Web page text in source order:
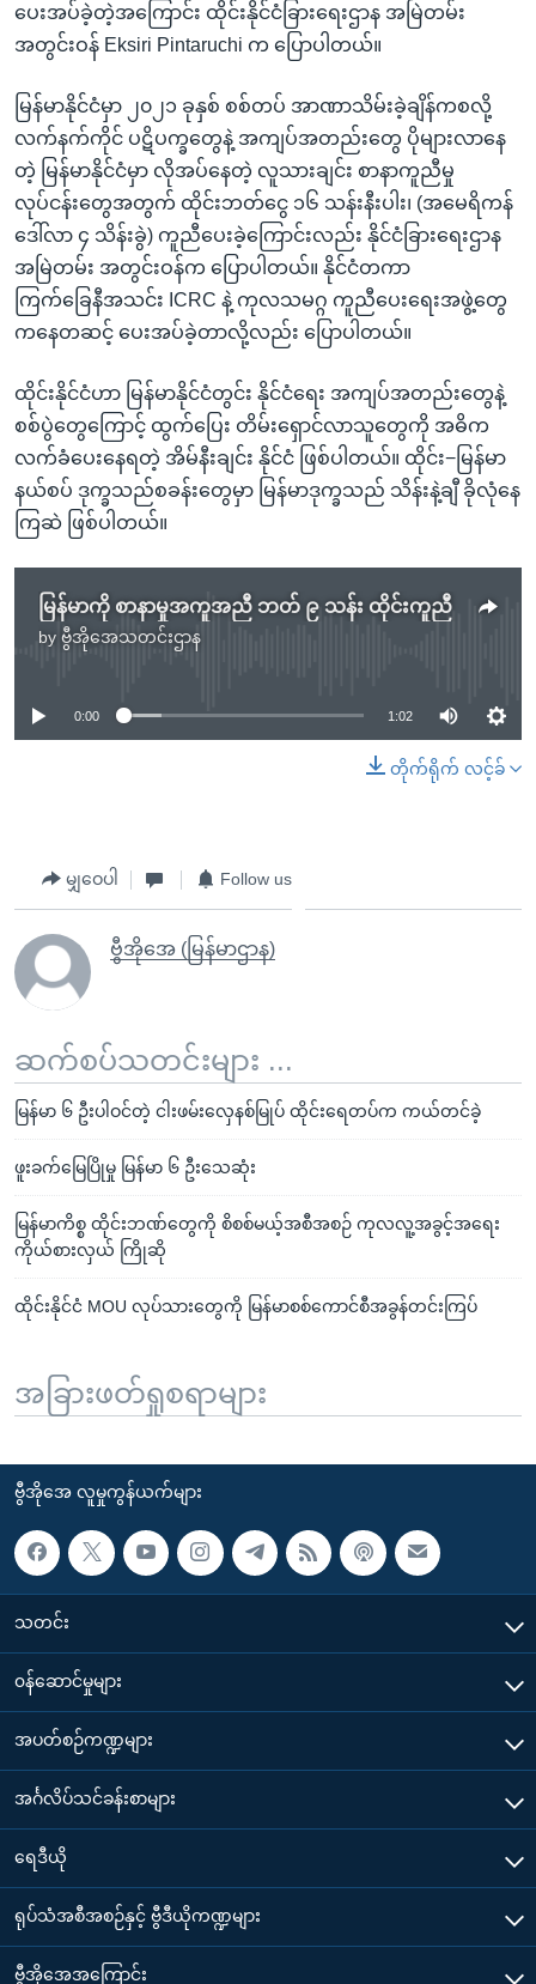
ပေးအပ်ခဲ့တဲ့အကြောင်း ထိုင်းနိုင်ငံခြားရေးဌာန အမြဲတမ်း
အတွင်းဝန် Eksiri Pintaruchi က ပြောပါတယ်။
မြန်မာနိုင်ငံမှာ ၂၀၂၁ ခုနှစ် စစ်တပ် အာဏာသိမ်းခဲ့ချိန်ကစလို့
လက်နက်ကိုင် ပဋိပက္ခတွေနဲ့ အကျပ်အတည်းတွေ ပိုများလာနေ
တဲ့ မြန်မာနိုင်ငံမှာ လိုအပ်နေတဲ့ လူသားချင်း စာနာကူညီမှု
လုပ်ငန်းတွေအတွက် ထိုင်းဘတ်ငွေ ၁၆ သန်းနီးပါး၊ (အမေရိကန်
ဒေါ်လာ ၄ သိန်းခွဲ) ကူညီပေးခဲ့ကြောင်းလည်း နိုင်ငံခြားရေးဌာန
အမြဲတမ်း အတွင်းဝန်က ပြောပါတယ်။ နိုင်ငံတကာ
ကြက်ခြေနီအသင်း ICRC နဲ့ ကုလသမဂ္ဂ ကူညီပေးရေးအဖွဲ့တွေ
ကနေတဆင့် ပေးအပ်ခဲ့တာလို့လည်း ပြောပါတယ်။
ထိုင်းနိုင်ငံဟာ မြန်မာနိုင်ငံတွင်း နိုင်ငံရေး အကျပ်အတည်းတွေနဲ့
စစ်ပွဲတွေကြောင့် ထွက်ပြေး တိမ်းရှောင်လာသူတွေကို အဓိက
လက်ခံပေးနေရတဲ့ အိမ်နီးချင်း နိုင်ငံ ဖြစ်ပါတယ်။ ထိုင်း−မြန်မာ
နယ်စပ် ဒုက္ခသည်စခန်းတွေမှာ မြန်မာဒုက္ခသည် သိန်းနဲ့ချီ ခိုလုံနေ
ကြဆဲ ဖြစ်ပါတယ်။
မြန်မာကို စာနာမှုအကူအညီ ဘတ် ၉ သန်း ထိုင်းကူညီ
by ဗွီအိုအေသတင်းဌာန
No media source currently available
0:00 1:02
တိုက်ရိုက် လင့်ခ်
မျှဝေပါ Follow us
ဗွီအိုအေ (မြန်မာဌာန)
ဆက်စပ်သတင်းများ ...
မြန်မာ ၆ ဦးပါဝင်တဲ့ ငါးဖမ်းလှေနစ်မြုပ် ထိုင်းရေတပ်က ကယ်တင်ခဲ့
ဖူးခက်မြေပြိုမှု မြန်မာ ၆ ဦးသေဆုံး
မြန်မာကိစ္စ ထိုင်းဘဏ်တွေကို စိစစ်မယ့်အစီအစဉ် ကုလလူ့အခွင့်အရေး
ကိုယ်စားလှယ် ကြိုဆို
ထိုင်းနိုင်ငံ MOU လုပ်သားတွေကို မြန်မာစစ်ကောင်စီအခွန်တင်းကြပ်
အခြားဖတ်ရှုစရာများ
ဗွီအိုအေ လူမှုကွန်ယက်များ
သတင်း
၀န်ဆောင်မှုများ
အပတ်စဉ်ကဏ္ဍများ
အင်္ဂလိပ်သင်ခန်းစာများ
ရေဒီယို
ရုပ်သံအစီအစဉ်နှင့် ဗွီဒီယိုကဏ္ဍများ
ဗွီအိုအေအကြောင်း